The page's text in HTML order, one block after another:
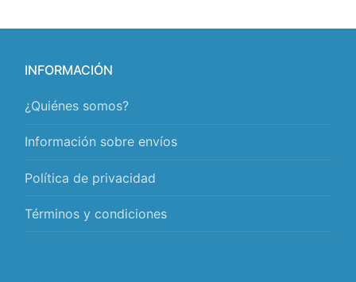
INFORMACIÓN
¿Quiénes somos?
Información sobre envíos
Política de privacidad
Términos y condiciones